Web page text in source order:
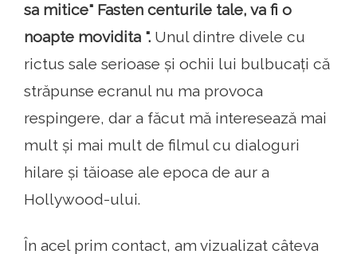
sa mitice" Fasten centurile tale, va fi o
noapte movidita ". Unul dintre divele cu
rictus sale serioase și ochii lui bulbucați că
străpunse ecranul nu ma provoca
respingere, dar a făcut mă interesează mai
mult și mai mult de filmul cu dialoguri
hilare și tăioase ale epoca de aur a
Hollywood-ului.
În acel prim contact, am vizualizat câteva